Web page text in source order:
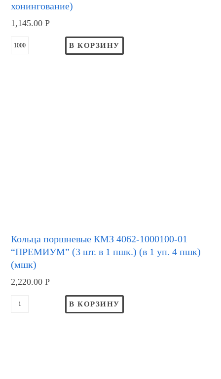
хонингование)
1,145.00Р
В КОРЗИНУ
Кольца поршневые КМЗ 4062-1000100-01
“ПРЕМИУМ” (3 шт. в 1 пшк.) (в 1 уп. 4 пшк)
(мшк)
2,220.00Р
В КОРЗИНУ